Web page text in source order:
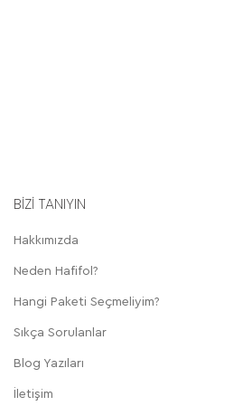
BİZİ TANIYIN
Hakkımızda
Neden Hafifol?
Hangi Paketi Seçmeliyim?
Sıkça Sorulanlar
Blog Yazıları
İletişim